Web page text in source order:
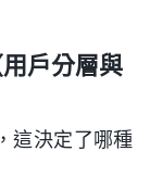
戶分層與
這決定了哪種